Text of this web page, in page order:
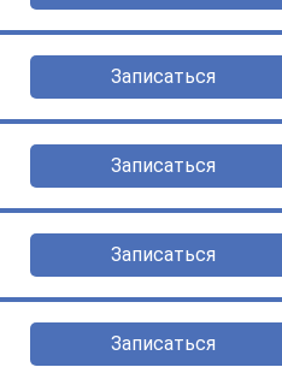
Записаться
Записаться
Записаться
Записаться